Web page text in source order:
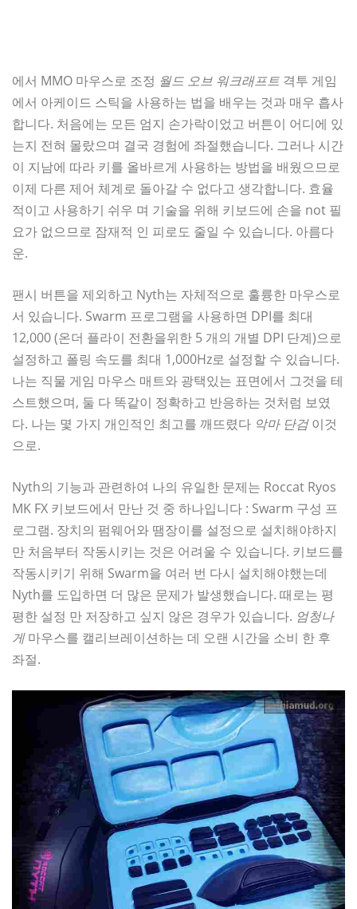
에서 MMO 마우스로 조정 월드 오브 워크래프트 격투 게임
에서 아케이드 스틱을 사용하는 법을 배우는 것과 매우 흡사
합니다. 처음에는 모든 엄지 손가락이었고 버튼이 어디에 있
는지 전혀 몰랐으며 결국 경험에 좌절했습니다. 그러나 시간
이 지남에 따라 키를 올바르게 사용하는 방법을 배웠으므로
이제 다른 제어 체계로 돌아갈 수 없다고 생각합니다. 효율
적이고 사용하기 쉬우 며 기술을 위해 키보드에 손을 not 필
요가 없으므로 잠재적 인 피로도 줄일 수 있습니다. 아름다
운.
팬시 버튼을 제외하고 Nyth는 자체적으로 훌륭한 마우스로
서 있습니다. Swarm 프로그램을 사용하면 DPI를 최대
12,000 (온더 플라이 전환을위한 5 개의 개별 DPI 단계)으로
설정하고 폴링 속도를 최대 1,000Hz로 설정할 수 있습니다.
나는 직물 게임 마우스 매트와 광택있는 표면에서 그것을 테
스트했으며, 둘 다 똑같이 정확하고 반응하는 것처럼 보였
다. 나는 몇 가지 개인적인 최고를 깨뜨렸다 악마 단검이것
으로.
Nyth의 기능과 관련하여 나의 유일한 문제는 Roccat Ryos
MK FX 키보드에서 만난 것 중 하나입니다 : Swarm 구성 프
로그램. 장치의 펌웨어와 땜장이를 설정으로 설치해야하지
만 처음부터 작동시키는 것은 어려울 수 있습니다. 키보드를
작동시키기 위해 Swarm을 여러 번 다시 설치해야했는데
Nyth를 도입하면 더 많은 문제가 발생했습니다. 때로는 평
평한 설정 만 저장하고 싶지 않은 경우가 있습니다. 엄청나
게마우스를 캘리브레이션하는 데 오랜 시간을 소비 한 후
좌절.